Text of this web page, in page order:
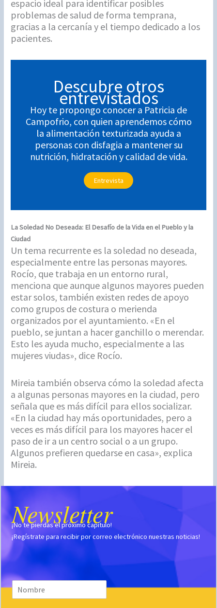
espacio ideal para identificar posibles
problemas de salud de forma temprana,
gracias a la cercanía y el tiempo dedicado a los
pacientes.
Descubre otros
entrevistados
Hoy te propongo conocer a Patricia de
Campofrio, con quien aprendemos cómo
la alimentación texturizada ayuda a
personas con disfagia a mantener su
nutrición, hidratación y calidad de vida.
Entrevista
La Soledad No Deseada: El Desafío de la Vida en el Pueblo y la
Ciudad
Un tema recurrente es la soledad no deseada,
especialmente entre las personas mayores.
Rocío, que trabaja en un entorno rural,
menciona que aunque algunos mayores pueden
estar solos, también existen redes de apoyo
como grupos de costura o merienda
organizados por el ayuntamiento. «En el
pueblo, se juntan a hacer ganchillo o merendar.
Esto les ayuda mucho, especialmente a las
mujeres viudas», dice Rocío.
Mireia también observa cómo la soledad afecta
a algunas personas mayores en la ciudad, pero
señala que es más difícil para ellos socializar.
«En la ciudad hay más oportunidades, pero a
veces es más difícil para los mayores hacer el
paso de ir a un centro social o a un grupo.
Algunos prefieren quedarse en casa», explica
Mireia.
Newsletter
¡No te pierdas el próximo capítulo!
¡Regístrate para recibir por correo electrónico nuestras noticias!